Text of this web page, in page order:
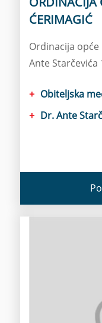
ĆERIMAGIĆ
Ordinacija
Ante
Obiteljska
Dr. Ante